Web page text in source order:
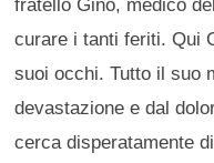
curare i tanti feriti. Qui
suoi occhi. Tutto il suo
devastazione e dal
cerca disperatamente